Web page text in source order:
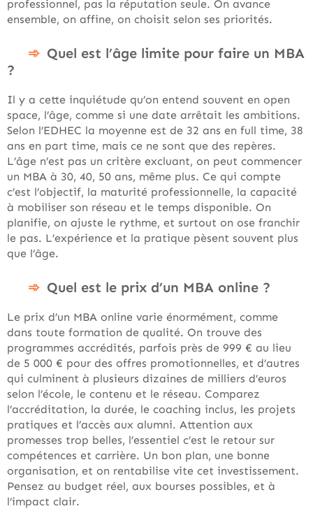
professionnel, pas la réputation seule. On avance
ensemble, on affine, on choisit selon ses priorités.
Quel est l’âge limite pour faire un MBA
?
Il y a cette inquiétude qu’on entend souvent en open
space, l’âge, comme si une date arrêtait les ambitions.
Selon l’EDHEC la moyenne est de 32 ans en full time, 38
ans en part time, mais ce ne sont que des repères.
L’âge n’est pas un critère excluant, on peut commencer
un MBA à 30, 40, 50 ans, même plus. Ce qui compte
c’est l’objectif, la maturité professionnelle, la capacité
à mobiliser son réseau et le temps disponible. On
planifie, on ajuste le rythme, et surtout on ose franchir
le pas. L’expérience et la pratique pèsent souvent plus
que l’âge.
Quel est le prix d’un MBA online ?
Le prix d’un MBA online varie énormément, comme
dans toute formation de qualité. On trouve des
programmes accrédités, parfois près de 999 € au lieu
de 5 000 € pour des offres promotionnelles, et d’autres
qui culminent à plusieurs dizaines de milliers d’euros
selon l’école, le contenu et le réseau. Comparez
l’accréditation, la durée, le coaching inclus, les projets
pratiques et l’accès aux alumni. Attention aux
promesses trop belles, l’essentiel c’est le retour sur
compétences et carrière. Un bon plan, une bonne
organisation, et on rentabilise vite cet investissement.
Pensez au budget réel, aux bourses possibles, et à
l’impact clair.